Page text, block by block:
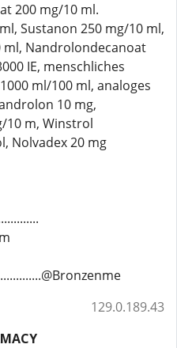
200 mg/10 ml.
Sustanon 250 mg/10 ml,
Nandrolondecanoat
IE, menschliches
ml/100 ml, analoges
10 mg,
10 m, Winstrol
Nolvadex 20 mg
129.0.189.43